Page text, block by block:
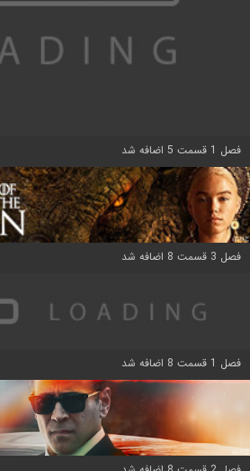
فصل 1 قسمت 5 اضافه شد
فصل 3 قسمت 8 اضافه شد
فصل 1 قسمت 8 اضافه شد